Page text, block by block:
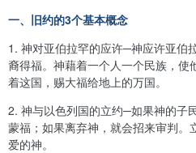
一、旧约的3个基本概念
1. 神对亚伯拉罕的应许─神应许亚伯
裔得福。神藉着一个人一个民族，使
着这国，赐大福给地上的万国。
2. 神与以色列国的立约─如果神的子
蒙福；如果离弃神，就会招来审判。
爱的神。